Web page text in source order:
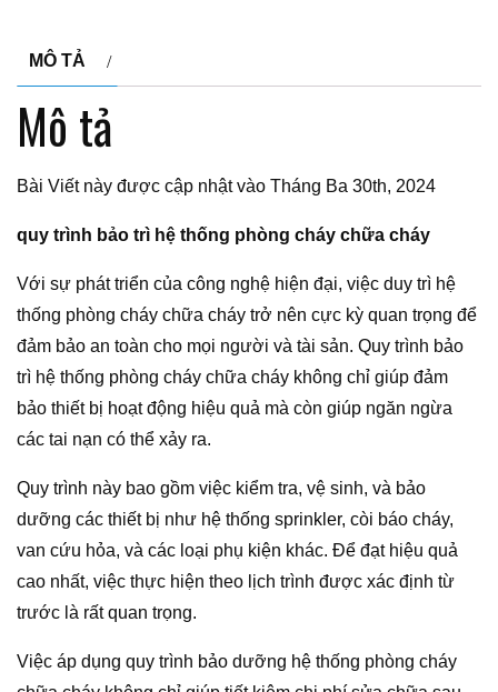
MÔ TẢ
Mô tả
Bài Viết này được cập nhật vào Tháng Ba 30th, 2024
quy trình bảo trì hệ thống phòng cháy chữa cháy
Với sự phát triển của công nghệ hiện đại, việc duy trì hệ
thống phòng cháy chữa cháy trở nên cực kỳ quan trọng để
đảm bảo an toàn cho mọi người và tài sản. Quy trình bảo
trì hệ thống phòng cháy chữa cháy không chỉ giúp đảm
bảo thiết bị hoạt động hiệu quả mà còn giúp ngăn ngừa
các tai nạn có thể xảy ra.
Quy trình này bao gồm việc kiểm tra, vệ sinh, và bảo
dưỡng các thiết bị như hệ thống sprinkler, còi báo cháy,
van cứu hỏa, và các loại phụ kiện khác. Để đạt hiệu quả
cao nhất, việc thực hiện theo lịch trình được xác định từ
trước là rất quan trọng.
Việc áp dụng quy trình bảo dưỡng hệ thống phòng cháy